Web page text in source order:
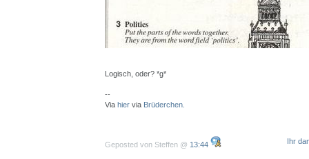
Logisch, oder? *g*
--
Via hier via Brüderchen.
Geposted von Steffen @ 13:44 Ihr